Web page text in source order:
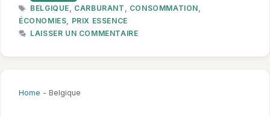
ÉTIQUETTES
BELGIQUE, CARBURANT , CONSOMMATION,
ÉCONOMIES, PRIX ESSENCE
LAISSER UN COMMENTAIRE
Home - Belgique